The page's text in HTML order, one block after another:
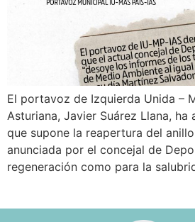
El portavoz de Izquierda Unida –
Asturiana, Javier Suárez Llana,
que supone la reapertura del
anunciada por el concejal de
regeneración como para la